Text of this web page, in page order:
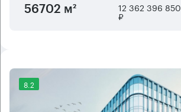
56702 м² 12 362 396 850
₽
8.2